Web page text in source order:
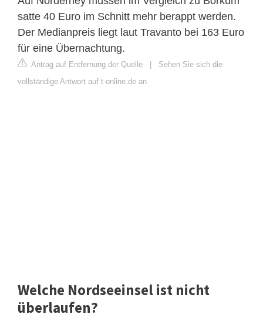
satte 40 Euro im Schnitt mehr berappt werden.
Der Medianpreis liegt laut Travanto bei 163 Euro
für eine Übernachtung.
Antrag auf Entfernung der Quelle | Sehen Sie sich die
vollständige Antwort auf t-online.de an
Welche Nordseeinsel ist nicht
überlaufen?